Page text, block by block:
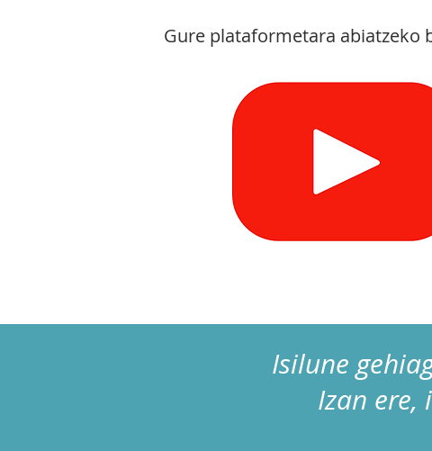
Gure plataformetara abiatzeko
Isilune
Izan ere,